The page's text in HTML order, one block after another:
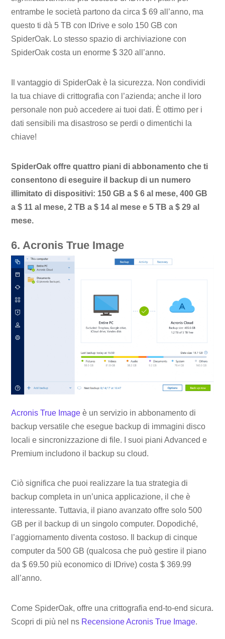
entrambe le società partono da circa $ 69 all’anno, ma
questo ti dà 5 TB con IDrive e solo 150 GB con
SpiderOak. Lo stesso spazio di archiviazione con
SpiderOak costa un enorme $ 320 all’anno.
Il vantaggio di SpiderOak è la sicurezza. Non condividi
la tua chiave di crittografia con l’azienda; anche il loro
personale non può accedere ai tuoi dati. È ottimo per i
dati sensibili ma disastroso se perdi o dimentichi la
chiave!
SpiderOak offre quattro piani di abbonamento che ti
consentono di eseguire il backup di un numero
illimitato di dispositivi: 150 GB a $ 6 al mese, 400 GB
a $ 11 al mese, 2 TB a $ 14 al mese e 5 TB a $ 29 al
mese.
6. Acronis True Image
Acronis True Image è un servizio in abbonamento di
backup versatile che esegue backup di immagini disco
locali e sincronizzazione di file. I suoi piani Advanced e
Premium includono il backup su cloud.
Ciò significa che puoi realizzare la tua strategia di
backup completa in un’unica applicazione, il che è
interessante. Tuttavia, il piano avanzato offre solo 500
GB per il backup di un singolo computer. Dopodiché,
l’aggiornamento diventa costoso. Il backup di cinque
computer da 500 GB (qualcosa che può gestire il piano
da $ 69.50 più economico di IDrive) costa $ 369.99
all’anno.
Come SpiderOak, offre una crittografia end-to-end sicura.
Scopri di più nel ns Recensione Acronis True Image.